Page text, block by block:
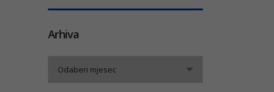
Arhiva
Odaberi mjesec